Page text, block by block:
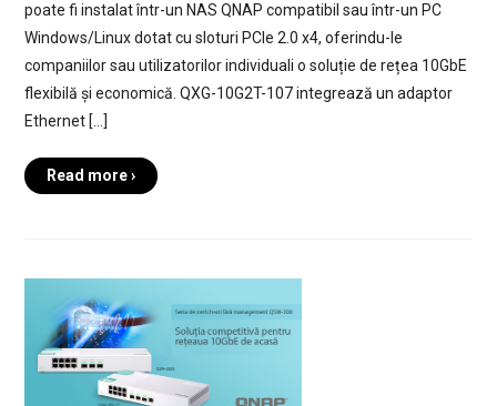
poate fi instalat într-un NAS QNAP compatibil sau într-un PC
Windows/Linux dotat cu sloturi PCIe 2.0 x4, oferindu-le
companiilor sau utilizatorilor individuali o soluție de rețea 10GbE
flexibilă și economică. QXG-10G2T-107 integrează un adaptor
Ethernet […]
Read more ›